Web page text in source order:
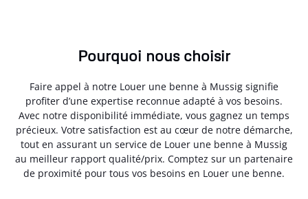
Pourquoi nous choisir
Faire appel à notre Louer une benne à Mussig signifie
profiter d’une expertise reconnue adapté à vos besoins.
Avec notre disponibilité immédiate, vous gagnez un temps
précieux. Votre satisfaction est au cœur de notre démarche,
tout en assurant un service de Louer une benne à Mussig
au meilleur rapport qualité/prix. Comptez sur un partenaire
de proximité pour tous vos besoins en Louer une benne.